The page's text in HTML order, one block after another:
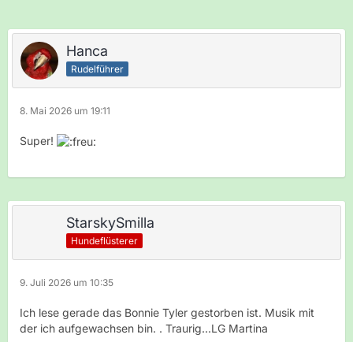
Hanca
Rudelführer
8. Mai 2026 um 19:11
Super!
StarskySmilla
Hundeflüsterer
9. Juli 2026 um 10:35
Ich lese gerade das Bonnie Tyler gestorben ist. Musik mit
der ich aufgewachsen bin. . Traurig...LG Martina